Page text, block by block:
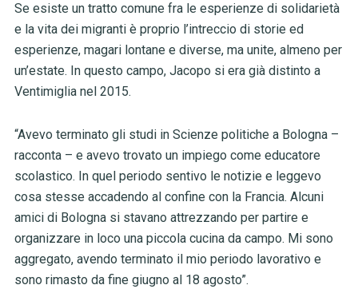
Se esiste un tratto comune fra le esperienze di solidarietà
e la vita dei migranti è proprio l’intreccio di storie ed
esperienze, magari lontane e diverse, ma unite, almeno per
un’estate. In questo campo, Jacopo si era già distinto a
Ventimiglia nel 2015.
“Avevo terminato gli studi in Scienze politiche a Bologna –
racconta – e avevo trovato un impiego come educatore
scolastico. In quel periodo sentivo le notizie e leggevo
cosa stesse accadendo al confine con la Francia. Alcuni
amici di Bologna si stavano attrezzando per partire e
organizzare in loco una piccola cucina da campo. Mi sono
aggregato, avendo terminato il mio periodo lavorativo e
sono rimasto da fine giugno al 18 agosto”.